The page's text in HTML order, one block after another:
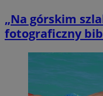
„Na górskim
fotograficzny